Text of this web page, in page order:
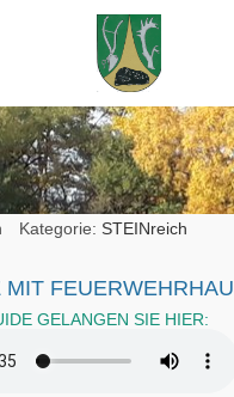
Toggle
Kategorie:STEINreich
MIT
GELANGEN SIE HIER: